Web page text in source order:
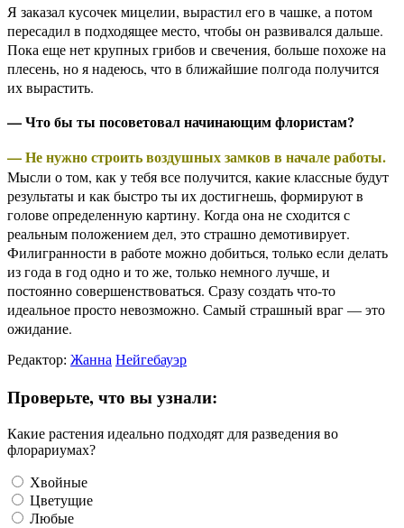
Я заказал кусочек мицелии, вырастил его в чашке, а потом
пересадил в подходящее место, чтобы он развивался дальше.
Пока еще нет крупных грибов и свечения, больше похоже на
плесень, но я надеюсь, что в ближайшие полгода получится
их вырастить.
— Что бы ты посоветовал начинающим флористам?
— Не нужно строить воздушных замков в начале работы.
Мысли о том, как у тебя все получится, какие классные будут
результаты и как быстро ты их достигнешь, формируют в
голове определенную картину. Когда она не сходится с
реальным положением дел, это страшно демотивирует.
Филигранности в работе можно добиться, только если делать
из года в год одно и то же, только немного лучше, и
постоянно совершенствоваться. Сразу создать что-то
идеальное просто невозможно. Самый страшный враг — это
ожидание.
Редактор: Жанна Нейгебауэр
Проверьте, что вы узнали:
Какие растения идеально подходят для разведения во
флорариумах?
Хвойные
Цветущие
Любые